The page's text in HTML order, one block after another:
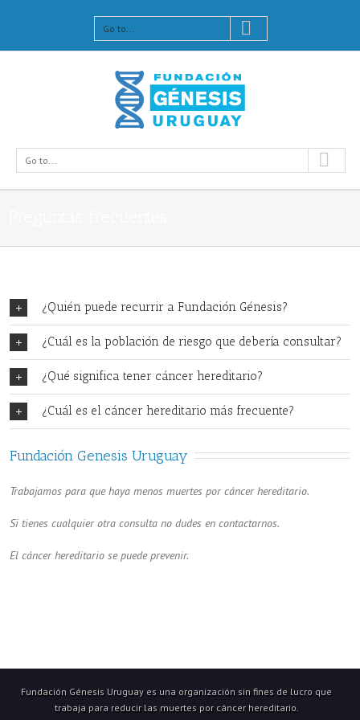
Go to...
Go to...
¿Quién puede recurrir a Fundación Génesis?
¿Cuál es la población de riesgo que debería consultar?
¿Qué significa tener cáncer hereditario?
¿Cuál es el cáncer hereditario más frecuente?
Fundación Genesis Uruguay
Trabajamos para que haya menos muertes por cáncer hereditario.
Si tienes cualquier otra consulta no dudes en contactarnos.
El cáncer hereditario se puede prevenir.
Fundación Génesis Uruguay es una organización sin fines de lucro que
trabaja para reducir las muertes por cáncer hereditario.